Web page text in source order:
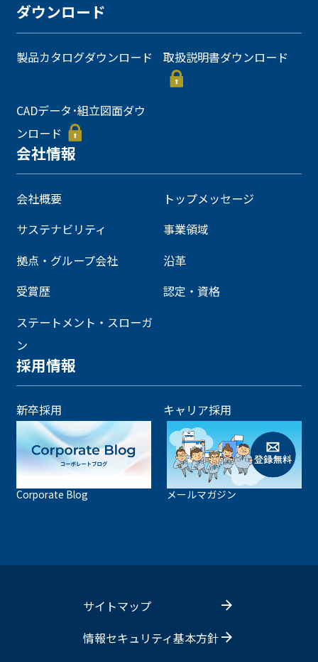
ダウンロード
製品カタログダウンロード 取扱説明書ダウンロード
CADデータ･組立図面ダウ
ンロード
会社情報
会社概要
トップメッセージ
サステナビリティ
事業領域
拠点・グループ会社
沿革
受賞歴
認定・資格
ステートメント・スローガ
ン
採用情報
新卒採用 キャリア採用
Corporate Blog メールマガジン
サイトマップ
情報セキュリティ基本方針